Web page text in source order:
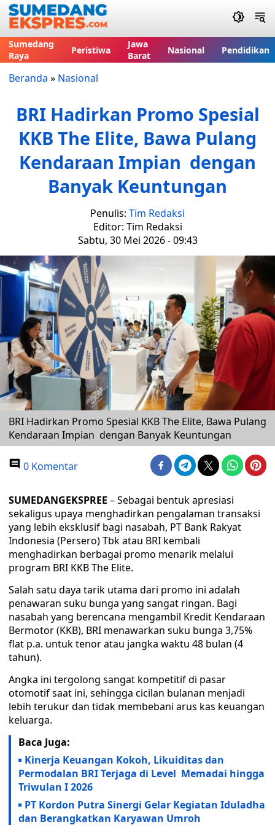
Sumedang
Raya
Peristiwa
Jawa
Barat
Nasional Pendidikan
Beranda » Nasional
BRI Hadirkan Promo Spesial
KKB The Elite, Bawa Pulang
Kendaraan Impian dengan
Banyak Keuntungan
Penulis: Tim Redaksi
Editor: Tim Redaksi
Sabtu, 30 Mei 2026 - 09:43
BRI Hadirkan Promo Spesial KKB The Elite, Bawa Pulang
Kendaraan Impian dengan Banyak Keuntungan
0 Komentar
SUMEDANGEKSPREE – Sebagai bentuk apresiasi
sekaligus upaya menghadirkan pengalaman transaksi
yang lebih eksklusif bagi nasabah, PT Bank Rakyat
Indonesia (Persero) Tbk atau BRI kembali
menghadirkan berbagai promo menarik melalui
program BRI KKB The Elite.
Salah satu daya tarik utama dari promo ini adalah
penawaran suku bunga yang sangat ringan. Bagi
nasabah yang berencana mengambil Kredit Kendaraan
Bermotor (KKB), BRI menawarkan suku bunga 3,75%
flat p.a. untuk tenor atau jangka waktu 48 bulan (4
tahun).
Angka ini tergolong sangat kompetitif di pasar
otomotif saat ini, sehingga cicilan bulanan menjadi
lebih terukur dan tidak membebani arus kas keuangan
keluarga.
Baca Juga:
Kinerja Keuangan Kokoh, Likuiditas dan
Permodalan BRI Terjaga di Level Memadai hingga
Triwulan I 2026
PT Kordon Putra Sinergi Gelar Kegiatan Iduladha
dan Berangkatkan Karyawan Umroh